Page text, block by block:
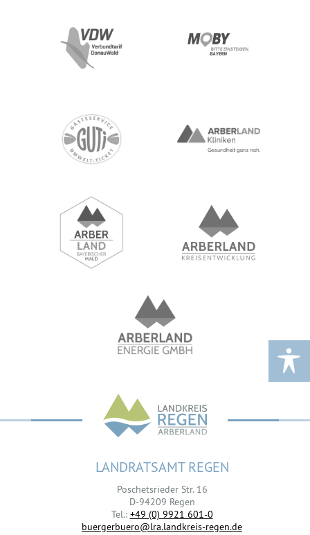
LANDRATSAMT REGEN
Poschetsrieder Str. 16
D-94209 Regen
Tel.: +49 (0) 9921 601-0
buergerbuero@lra.landkreis-regen.de